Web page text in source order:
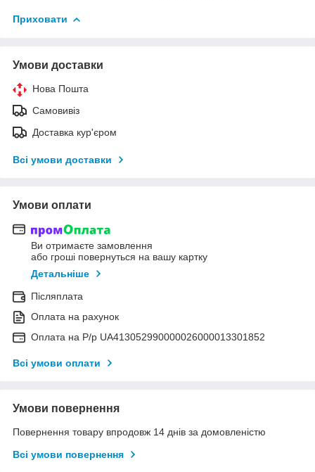
Приховати
Умови доставки
Нова Пошта
Самовивіз
Доставка кур'єром
Всі умови доставки
Умови оплати
Ви отримаєте замовлення
або гроші повернуться на вашу картку
Детальніше
Післяплата
Оплата на рахунок
Оплата на Р/р UA413052990000026000013301852
Всі умови оплати
Умови повернення
Повернення товару впродовж 14 днів за домовленістю
Всі умови повернення